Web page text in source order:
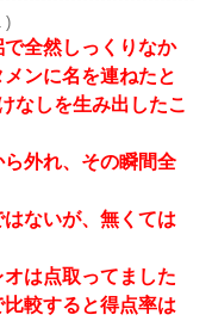
)
全然しっくりなか
ンに名を連ねたと
なしを生み出したこ
外れ、その瞬間全
ないが、無くては
は点取ってました
較すると得点率は